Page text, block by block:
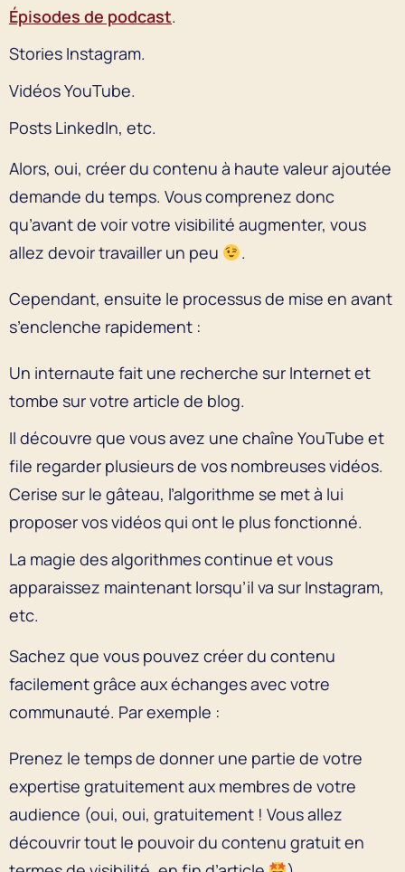
Épisodes de podcast.
Stories Instagram.
Vidéos YouTube.
Posts LinkedIn, etc.
Alors, oui, créer du contenu à haute valeur ajoutée
demande du temps. Vous comprenez donc
qu’avant de voir votre visibilité augmenter, vous
allez devoir travailler un peu
.
Cependant, ensuite le processus de mise en avant
s’enclenche rapidement :
Un internaute fait une recherche sur Internet et
tombe sur votre article de blog.
Il découvre que vous avez une chaîne YouTube et
file regarder plusieurs de vos nombreuses vidéos.
Cerise sur le gâteau, l’algorithme se met à lui
proposer vos vidéos qui ont le plus fonctionné.
La magie des algorithmes continue et vous
apparaissez maintenant lorsqu’il va sur Instagram,
etc.
Sachez que vous pouvez créer du contenu
facilement grâce aux échanges avec votre
communauté. Par exemple :
Prenez le temps de donner une partie de votre
expertise gratuitement aux membres de votre
audience (oui, oui, gratuitement ! Vous allez
découvrir tout le pouvoir du contenu gratuit en